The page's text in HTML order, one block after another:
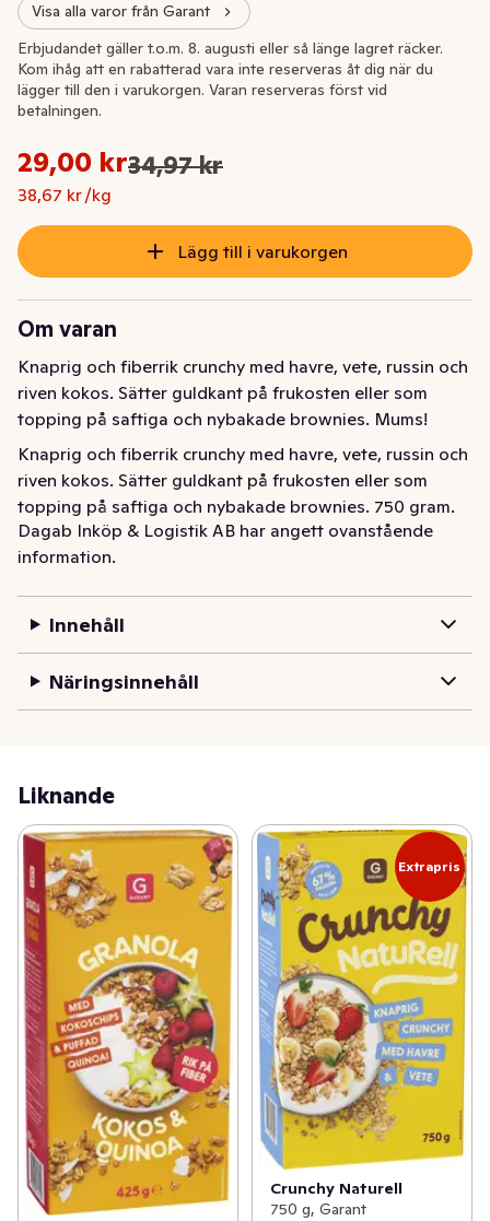
Visa alla varor från Garant
Extrapris
Ursprungspriset var: 34,97 kr
Nuvarande pris är: 29,00 kr
29,00 kr34,97 kr
38,67 kr /kg
Styckpris: 38,67 kr /kg
Erbjudandet gäller t.o.m. 8. augusti eller så länge lagret räcker.
Kom ihåg att en rabatterad vara inte reserveras åt dig när du
lägger till den i varukorgen. Varan reserveras först vid
betalningen.
Lägg till i varukorgen
Om varan
Knaprig och fiberrik crunchy med havre, vete, russin och
riven kokos. Sätter guldkant på frukosten eller som
topping på saftiga och nybakade brownies. Mums!
Knaprig och fiberrik crunchy med havre, vete, russin och
riven kokos. Sätter guldkant på frukosten eller som
topping på saftiga och nybakade brownies. 750 gram.
Dagab Inköp & Logistik AB har angett ovanstående
information.
Innehåll
Näringsinnehåll
Liknande
Extrapris
Crunchy Naturell
750 g, Garant